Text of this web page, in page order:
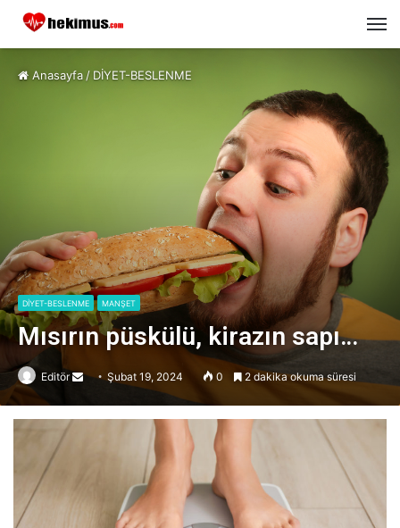
Anasayfa / DİYET-BESLENME
DİYET-BESLENME MANŞET
Mısırın püskülü, kirazın sapı…
Editör
Send
email
Şubat 19, 2024 0 2 dakika okuma süresi